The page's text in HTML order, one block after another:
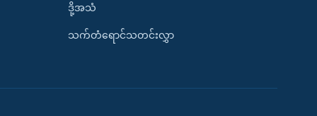
ဒို့အသံ
သက်တံရောင်သတင်းလွှာ